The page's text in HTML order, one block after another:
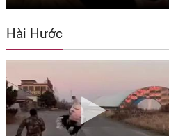
Hài Hước